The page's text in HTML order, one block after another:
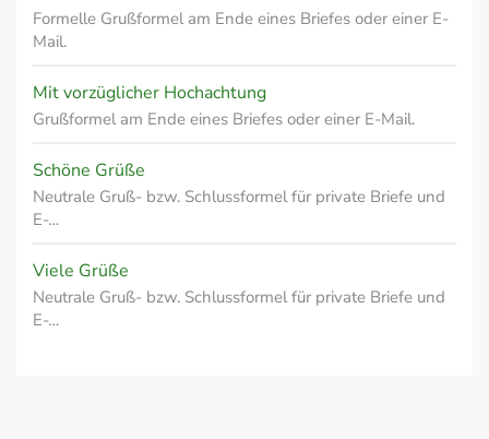
Formelle Grußformel am Ende eines Briefes oder einer E-
Mail.
Mit vorzüglicher Hochachtung
Grußformel am Ende eines Briefes oder einer E-Mail.
Schöne Grüße
Neutrale Gruß- bzw. Schlussformel für private Briefe und
E-…
Viele Grüße
Neutrale Gruß- bzw. Schlussformel für private Briefe und
E-…